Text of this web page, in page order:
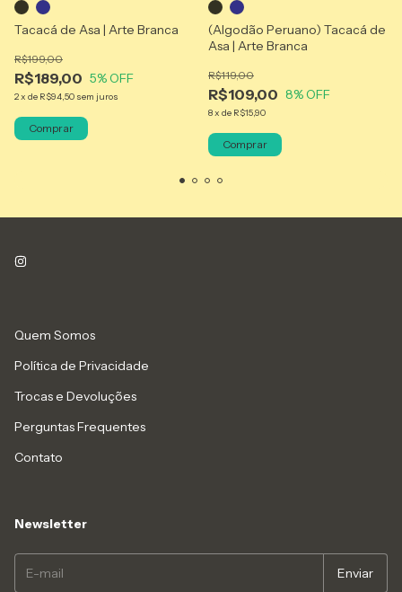
Tacacá de Asa | Arte Branca
R$189,00
R$199,00
5% OFF
2x de R$94,50 sem juros
Comprar
(Algodão Peruano) Tacacá de
Asa | Arte Branca
R$109,00
R$119,00
8% OFF
8x de R$15,90
Comprar
Quem Somos
Política de Privacidade
Trocas e Devoluções
Perguntas Frequentes
Contato
Newsletter